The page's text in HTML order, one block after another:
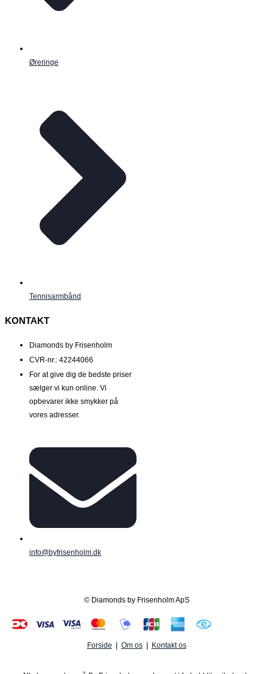
Øreringe
Tennisarmbånd
KONTAKT
Diamonds by Frisenholm
CVR-nr.: 42244066
For at give dig de bedste priser
sælger vi kun online. Vi
opbevarer ikke smykker på
vores adresser.
info@byfrisenholm.dk
© Diamonds by Frisenholm ApS
Forside Om os| Kontakt os